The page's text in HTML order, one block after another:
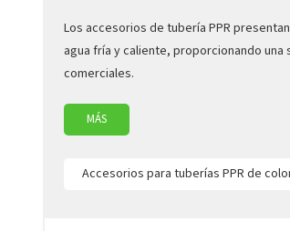
Los accesorios de tubería PPR
agua fría y caliente, proporcionando
comerciales.
MÁS
Accesorios para tuberías PPR de